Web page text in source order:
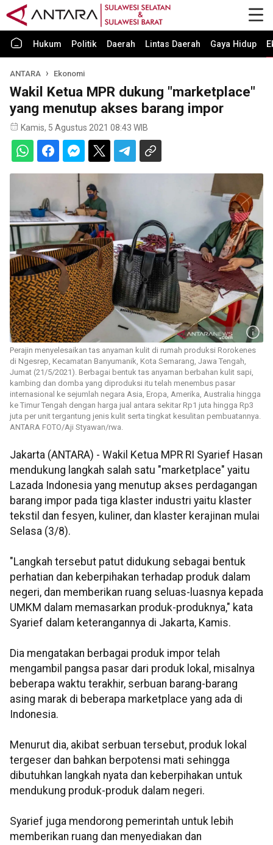
Hukum Politik Daerah Lintas Daerah Gaya Hidup
ANTARA Ekonomi
Wakil Ketua MPR dukung "marketplace"
yang menutup akses barang impor
Kamis, 5 Agustus 2021 08:43 WIB
Perajin menyelesaikan tas anyaman kulit di rumah produksi Rorokenes
di Ngesrep, Kecamatan Banyumanik, Kota Semarang, Jawa Tengah,
Jumat (21/5/2021). Berbagai bentuk tas anyaman berbahan kulit sapi,
kambing dan domba yang diproduksi itu telah menembus pasar
internasional ke sejumlah negara Asia, Eropa, Amerika, Australia hingga
ke Timur Tengah dengan harga jual antara sekitar Rp1 juta hingga Rp3
juta per unit tergantung jenis kulit serta tingkat kesulitan pembuatannya.
ANTARA FOTO/Aji Styawan/rwa.
Jakarta (ANTARA) - Wakil Ketua MPR RI Syarief Hasan
mendukung langkah salah satu "marketplace" yaitu
Lazada Indonesia yang menutup akses perdagangan
barang impor pada tiga klaster industri yaitu klaster
tekstil dan fesyen, kuliner, dan klaster kerajinan mulai
Selasa (3/8).
"Langkah tersebut patut didukung sebagai bentuk
perhatian dan keberpihakan terhadap produk dalam
negeri, dan memberikan ruang seluas-luasnya kepada
UMKM dalam memasarkan produk-produknya," kata
Syarief dalam keterangannya di Jakarta, Kamis.
Dia mengatakan berbagai produk impor telah
mengambil pangsa pasar dari produk lokal, misalnya
beberapa waktu terakhir, serbuan barang-barang
asing marak di beberapa marketplace yang ada di
Indonesia.
Menurut dia, akibat serbuan tersebut, produk lokal
tergeser dan bahkan berpotensi mati sehingga
dibutuhkan langkah nyata dan keberpihakan untuk
mendukung produk-produk dalam negeri.
Syarief juga mendorong pemerintah untuk lebih
memberikan ruang dan menyediakan dan